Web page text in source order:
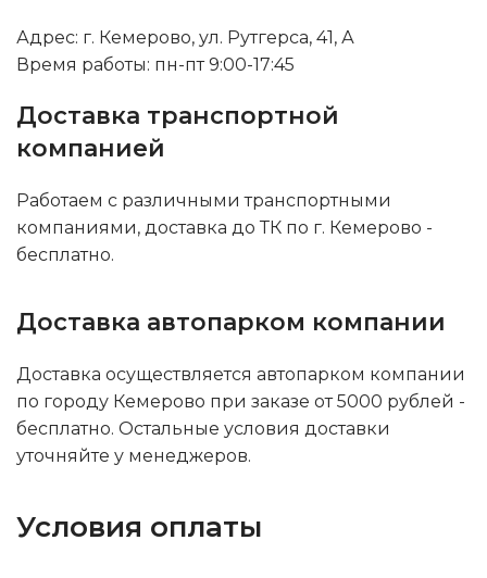
Адрес: г. Кемерово, ул. Рутгерса, 41, А
Время работы: пн-пт 9:00-17:45
Доставка транспортной
компанией
Работаем с различными транспортными
компаниями, доставка до ТК по г. Кемерово -
бесплатно.
Доставка автопарком компании
Доставка осуществляется автопарком компании
по городу Кемерово при заказе от 5000 рублей -
бесплатно. Остальные условия доставки
уточняйте у менеджеров.
Условия оплаты